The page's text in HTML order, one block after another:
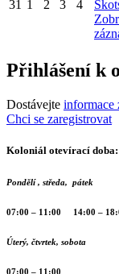
31 1 2 3 4
Přihlášení k
Dostávejte informace
Chci se zaregistrovat
Koloniál otevírací doba:
Pondělí , středa, pátek
07:00 – 11:00 14:00 –
Úterý, čtvrtek, sobota
07:00 – 11:00